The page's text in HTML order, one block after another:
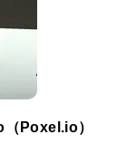
Poxel.io）